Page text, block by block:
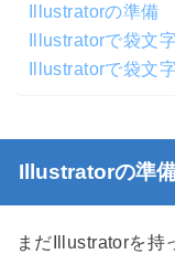
Illustratorの準備
Illustratorで袋文
Illustratorで袋文
Illustratorの準
まだIllustratorを持